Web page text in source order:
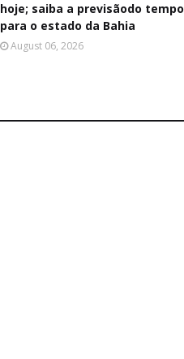
hoje; saiba a previsãodo tempo
para o estado da Bahia
August 06, 2026